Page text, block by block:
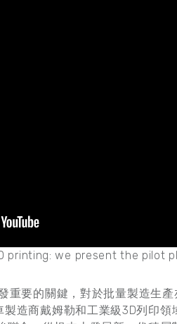
printing: we present the pilot
重要的關鍵，對於批量製造生
製造商戴姆勒和工業級3D列印